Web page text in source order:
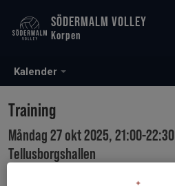
Kalender
SÖDERMALM VOLLEY
Korpen
Training
Måndag 27 okt 2025, 21:00-22:30
Tellusborgshallen